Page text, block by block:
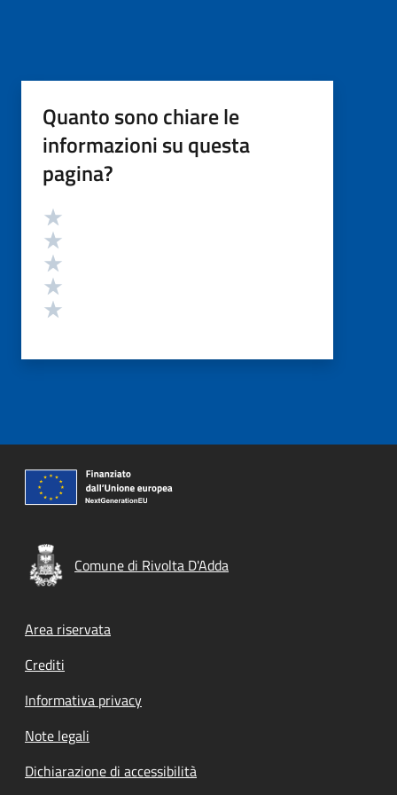
Quanto sono chiare le
informazioni su questa
pagina?
Valutazione
Comune di Rivolta D'Adda
Footer menu
Area riservata
Crediti
Informativa privacy
Note legali
Dichiarazione di accessibilità